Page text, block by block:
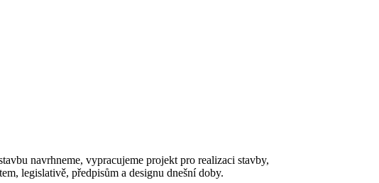
navrhneme, vypracujeme projekt pro realizaci stavby,
legislativě, předpisům a designu dnešní doby.